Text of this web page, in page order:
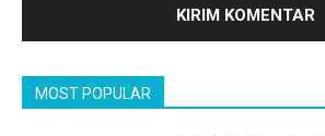
MOST POPULAR